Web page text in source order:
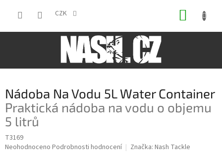
CZK
Nádoba Na Vodu 5L Water Container
Praktická nádoba na vodu o objemu
5 litrů
T3169
Průměrné
Neohodnoceno Podrobnosti hodnocení Značka: Nash Tackle